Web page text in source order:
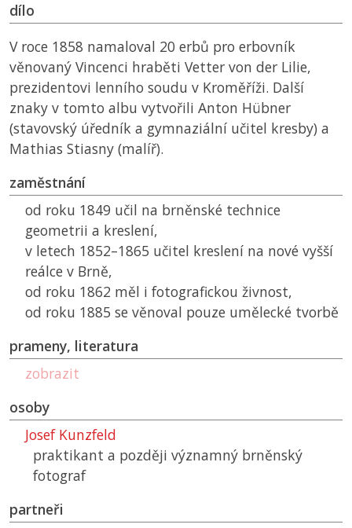
dílo
V roce 1858 namaloval 20 erbů pro erbovník
věnovaný Vincenci hraběti Vetter von der Lilie,
prezidentovi lenního soudu v Kroměříži. Další
znaky v tomto albu vytvořili Anton Hübner
(stavovský úředník a gymnaziální učitel kresby) a
Mathias Stiasny (malíř).
zaměstnání
od roku 1849 učil na brněnské technice
geometrii a kreslení,
v letech 1852–1865 učitel kreslení na nové vyšší
reálce v Brně,
od roku 1862 měl i fotografickou živnost,
od roku 1885 se věnoval pouze umělecké tvorbě
prameny, literatura
zobrazit
osoby
Josef Kunzfeld
praktikant a později významný brněnský
fotograf
partneři